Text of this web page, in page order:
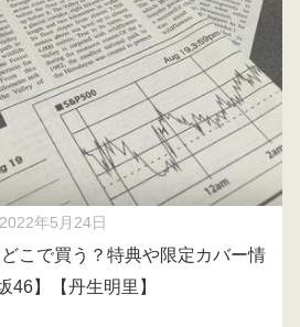
2022年5月24日
こで買う？特典や限定カバー情
46】【丹生明里】